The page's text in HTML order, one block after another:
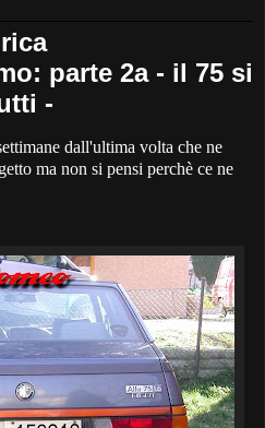
parte 2a - il 75 si
-
dall'ultima volta che ne
ma non si pensi perchè ce ne